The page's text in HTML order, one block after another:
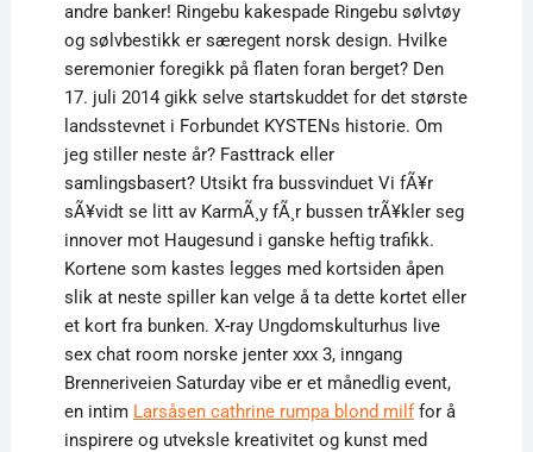
andre banker! Ringebu kakespade Ringebu sølvtøy
og sølvbestikk er særegent norsk design. Hvilke
seremonier foregikk på flaten foran berget? Den
17. juli 2014 gikk selve startskuddet for det største
landsstevnet i Forbundet KYSTENs historie. Om
jeg stiller neste år? Fasttrack eller
samlingsbasert? Utsikt fra bussvinduet Vi fÃ¥r
sÃ¥vidt se litt av KarmÃ¸y fÃ¸r bussen trÃ¥kler seg
innover mot Haugesund i ganske heftig trafikk.
Kortene som kastes legges med kortsiden åpen
slik at neste spiller kan velge å ta dette kortet eller
et kort fra bunken. X-ray Ungdomskulturhus live
sex chat room norske jenter xxx 3, inngang
Brenneriveien Saturday vibe er et månedlig event,
en intim Larsåsen cathrine rumpa blond milffor å
inspirere og utveksle kreativitet og kunst med